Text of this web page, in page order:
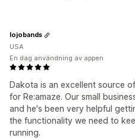
Dakota is an excellent source
for Re:amaze. Our small
and he's been very helpful
the functionality we need to
running.
lojobands
USA
En dag användning av appen